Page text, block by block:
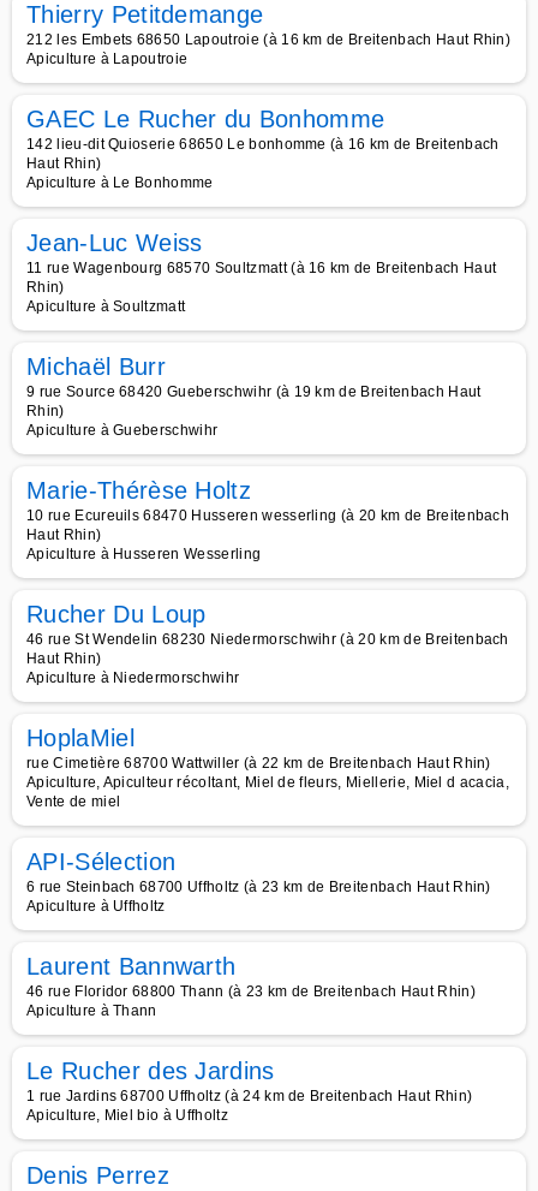
Thierry Petitdemange
212 les Embets 68650 Lapoutroie (à 16 km de Breitenbach Haut Rhin)
Apiculture à Lapoutroie
GAEC Le Rucher du Bonhomme
142 lieu-dit Quioserie 68650 Le bonhomme (à 16 km de Breitenbach
Haut Rhin)
Apiculture à Le Bonhomme
Jean-Luc Weiss
11 rue Wagenbourg 68570 Soultzmatt (à 16 km de Breitenbach Haut
Rhin)
Apiculture à Soultzmatt
Michaël Burr
9 rue Source 68420 Gueberschwihr (à 19 km de Breitenbach Haut
Rhin)
Apiculture à Gueberschwihr
Marie-Thérèse Holtz
10 rue Ecureuils 68470 Husseren wesserling (à 20 km de Breitenbach
Haut Rhin)
Apiculture à Husseren Wesserling
Rucher Du Loup
46 rue St Wendelin 68230 Niedermorschwihr (à 20 km de Breitenbach
Haut Rhin)
Apiculture à Niedermorschwihr
HoplaMiel
rue Cimetière 68700 Wattwiller (à 22 km de Breitenbach Haut Rhin)
Apiculture, Apiculteur récoltant, Miel de fleurs, Miellerie, Miel d acacia,
Vente de miel
API-Sélection
6 rue Steinbach 68700 Uffholtz (à 23 km de Breitenbach Haut Rhin)
Apiculture à Uffholtz
Laurent Bannwarth
46 rue Floridor 68800 Thann (à 23 km de Breitenbach Haut Rhin)
Apiculture à Thann
Le Rucher des Jardins
1 rue Jardins 68700 Uffholtz (à 24 km de Breitenbach Haut Rhin)
Apiculture, Miel bio à Uffholtz
Denis Perrez